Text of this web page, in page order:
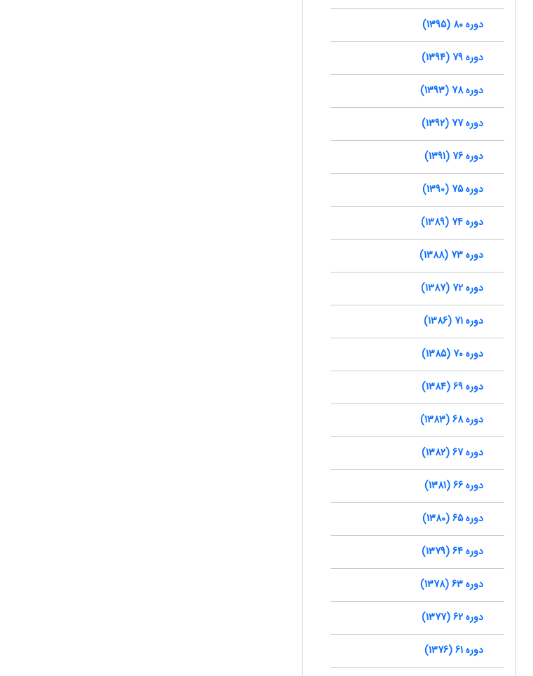
دوره 80 (1395)
دوره 79 (1394)
دوره 78 (1393)
دوره 77 (1392)
دوره 76 (1391)
دوره 75 (1390)
دوره 74 (1389)
دوره 73 (1388)
دوره 72 (1387)
دوره 71 (1386)
دوره 70 (1385)
دوره 69 (1384)
دوره 68 (1383)
دوره 67 (1382)
دوره 66 (1381)
دوره 65 (1380)
دوره 64 (1379)
دوره 63 (1378)
دوره 62 (1377)
دوره 61 (1376)